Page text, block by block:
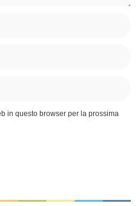
in questo browser per la prossima